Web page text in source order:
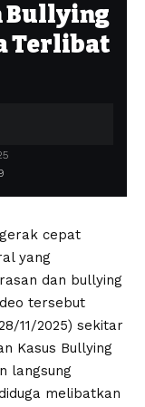
Bullying
Terlibat
cepat
yang
dan bullying
tersebut
11/2025) sekitar
Kasus Bullying
langsung
melibatkan